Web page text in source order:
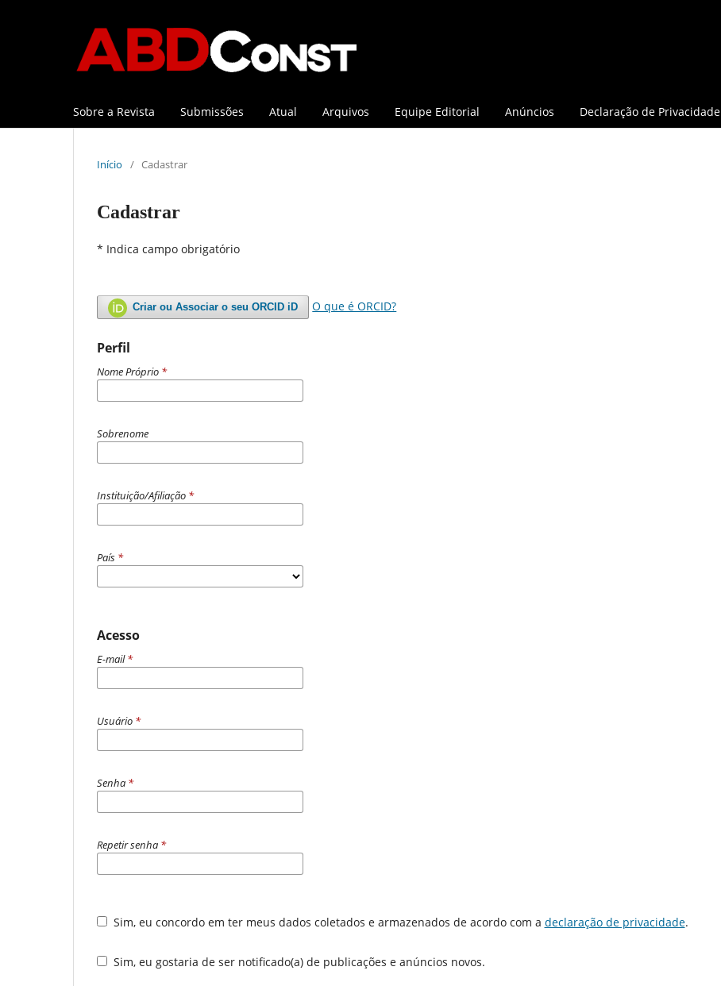
Sobre a Revista Submissões Atual Arquivos Equipe Editorial Anúncios Declaração de Privacidade
Início / Cadastrar
Cadastrar
* Indica campo obrigatório
Criar ou Associar o seu ORCID iD O que é ORCID?
Perfil
Nome Próprio *
Sobrenome
Instituição/Afiliação *
País *
Acesso
E-mail*
Usuário *
Senha *
Repetir senha *
Sim, eu concordo em ter meus dados coletados e armazenados de acordo com a declaração de privacidade.
Sim, eu gostaria de ser notificado(a) de publicações e anúncios novos.